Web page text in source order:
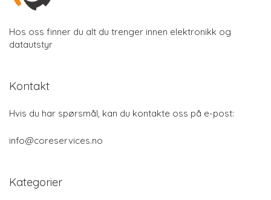
Hos oss finner du alt du trenger innen elektronikk og
datautstyr
Kontakt
Hvis du har spørsmål, kan du kontakte oss på e-post:
info@coreservices.no
Kategorier